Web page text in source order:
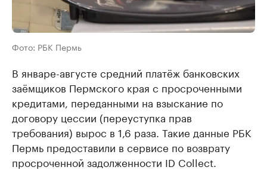
Фото: РБК Пермь
В январе-августе средний платёж банковских
заёмщиков Пермского края с просроченными
кредитами, переданными на взыскание по
договору цессии (переуступка прав
требования) вырос в 1,6 раза. Такие данные РБК
Пермь предоставили в сервисе по возврату
просроченной задолженности ID Collect.